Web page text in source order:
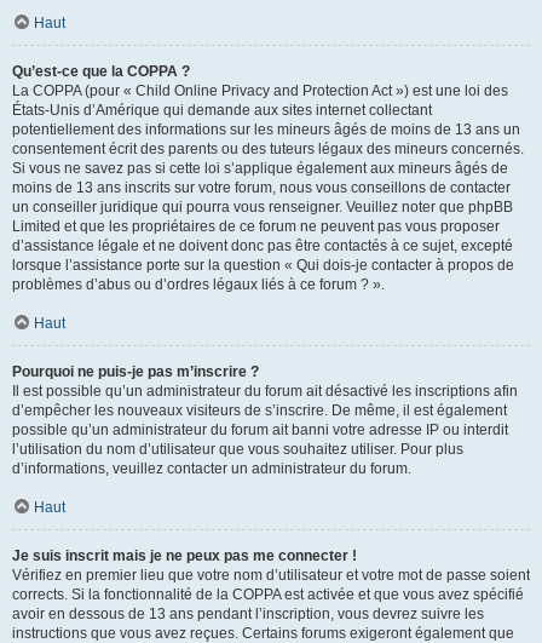
Haut
Qu’est-ce que la COPPA ?
La COPPA (pour « Child Online Privacy and Protection Act ») est une loi des
États-Unis d’Amérique qui demande aux sites internet collectant
potentiellement des informations sur les mineurs âgés de moins de 13 ans un
consentement écrit des parents ou des tuteurs légaux des mineurs concernés.
Si vous ne savez pas si cette loi s’applique également aux mineurs âgés de
moins de 13 ans inscrits sur votre forum, nous vous conseillons de contacter
un conseiller juridique qui pourra vous renseigner. Veuillez noter que phpBB
Limited et que les propriétaires de ce forum ne peuvent pas vous proposer
d’assistance légale et ne doivent donc pas être contactés à ce sujet, excepté
lorsque l’assistance porte sur la question « Qui dois-je contacter à propos de
problèmes d’abus ou d’ordres légaux liés à ce forum ? ».
Haut
Pourquoi ne puis-je pas m’inscrire ?
Il est possible qu’un administrateur du forum ait désactivé les inscriptions afin
d’empêcher les nouveaux visiteurs de s’inscrire. De même, il est également
possible qu’un administrateur du forum ait banni votre adresse IP ou interdit
l’utilisation du nom d’utilisateur que vous souhaitez utiliser. Pour plus
d’informations, veuillez contacter un administrateur du forum.
Haut
Je suis inscrit mais je ne peux pas me connecter !
Vérifiez en premier lieu que votre nom d’utilisateur et votre mot de passe soient
corrects. Si la fonctionnalité de la COPPA est activée et que vous avez spécifié
avoir en dessous de 13 ans pendant l’inscription, vous devrez suivre les
instructions que vous avez reçues. Certains forums exigeront également que